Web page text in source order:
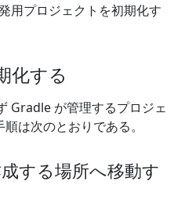
用プロジェクトを初期化す
化する
Gradle が管理するプロジェ
は次のとおりである。
する場所へ移動す